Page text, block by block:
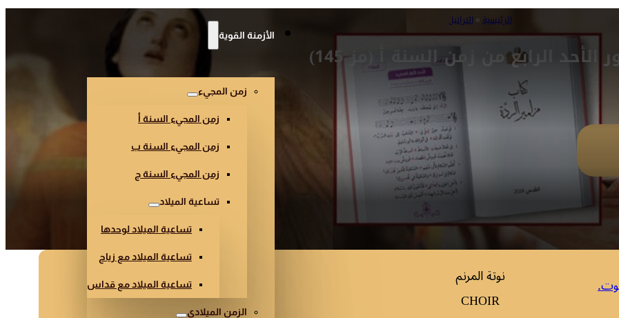
الأزمنة القوية
زمن المجيء
زمن المجيء السنة أ
زمن المجيء السنة ب
زمن المجيء السنة ج
تساعية الميلاد
تساعية الميلاد لوحدها
تساعية الميلاد مع زياح
تساعية الميلاد مع قداس
الزمن الميلادي
الرئيسية » التراتيل
الأحد الرابع من زمن السنة أ (مز 145)
نوتة المرنم
CHOIR